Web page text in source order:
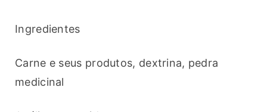
Ingredientes
Carne e seus produtos, dextrina, pedra
medicinal